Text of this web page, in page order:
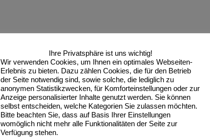
Ihre Privatsphäre ist uns wichtig!
Wir verwenden Cookies, um Ihnen ein optimales Webseiten-
Erlebnis zu bieten. Dazu zählen Cookies, die für den Betrieb
der Seite notwendig sind, sowie solche, die lediglich zu
anonymen Statistikzwecken, für Komforteinstellungen oder zur
Anzeige personalisierter Inhalte genutzt werden. Sie können
selbst entscheiden, welche Kategorien Sie zulassen möchten.
Bitte beachten Sie, dass auf Basis Ihrer Einstellungen
womöglich nicht mehr alle Funktionalitäten der Seite zur
Verfügung stehen.